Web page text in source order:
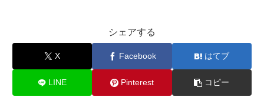
シェアする
X Facebook はてブ
LINE Pinterest コピー